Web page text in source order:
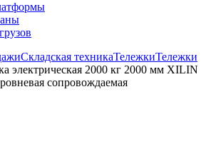
Складская техникаТележкиТележки
электрическая 2000 кг 2000 мм XILIN
сопровождаемая